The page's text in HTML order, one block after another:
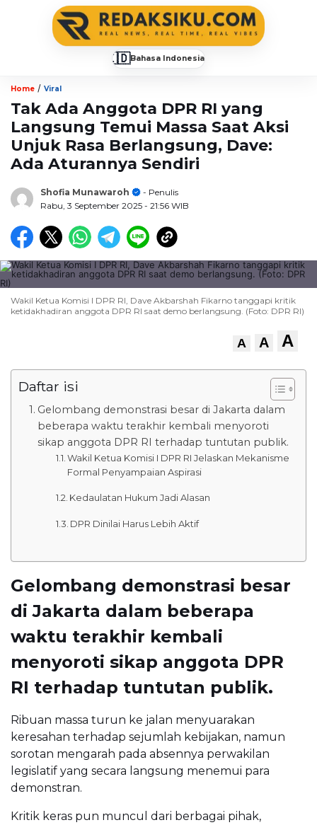
🇮🇩Bahasa Indonesia
Home / Viral
Tak Ada Anggota DPR RI yang
Langsung Temui Massa Saat Aksi
Unjuk Rasa Berlangsung, Dave:
Ada Aturannya Sendiri
Shofia Munawaroh
- Penulis
Rabu, 3 September 2025 - 21:56 WIB
Wakil Ketua Komisi I DPR RI, Dave Akbarshah Fikarno tanggapi kritik
ketidakhadiran anggota DPR RI saat demo berlangsung. (Foto: DPR RI)
A A A
Daftar isi
Gelombang demonstrasi besar di Jakarta dalam
beberapa waktu terakhir kembali menyoroti
sikap anggota DPR RI terhadap tuntutan publik.
Wakil Ketua Komisi I DPR RI Jelaskan Mekanisme
Formal Penyampaian Aspirasi
Kedaulatan Hukum Jadi Alasan
DPR Dinilai Harus Lebih Aktif
Gelombang demonstrasi besar
di Jakarta dalam beberapa
waktu terakhir kembali
menyoroti sikap anggota DPR
RI terhadap tuntutan publik.
Ribuan massa turun ke jalan menyuarakan
keresahan terhadap sejumlah kebijakan, namun
sorotan mengarah pada absennya perwakilan
legislatif yang secara langsung menemui para
demonstran.
Kritik keras pun muncul dari berbagai pihak,